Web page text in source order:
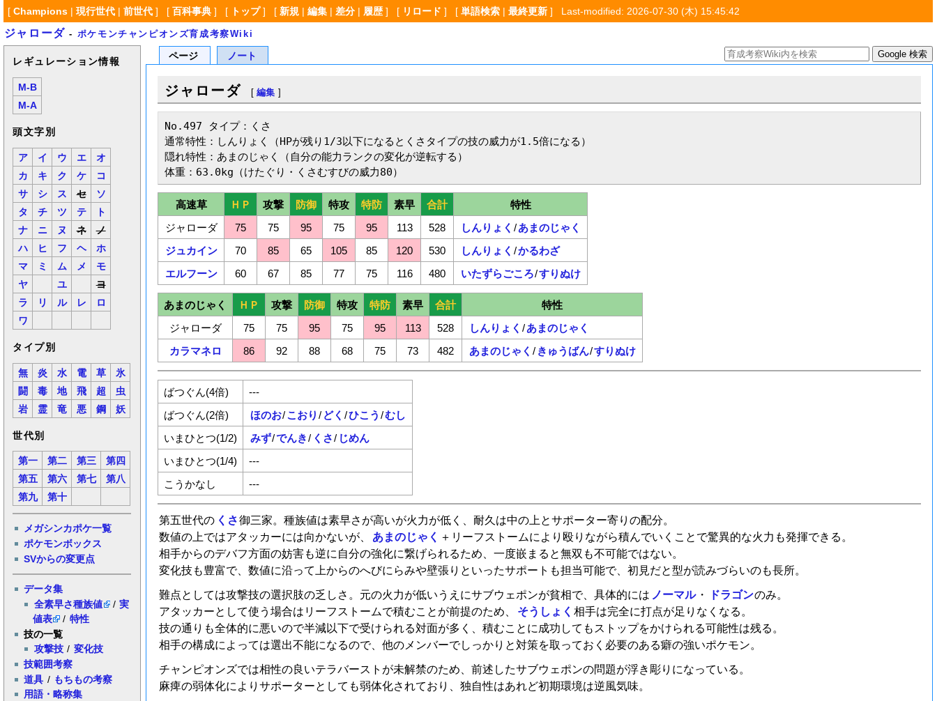
[ Champions| 現行世代| 前世代] [ 百科事典] [ トップ] [ 新規| 編集| 差分| 履歴] [ リロード ] [ 単語検索| 最終更新] Last-modified: 2026-07-30 (木) 15:45:42
ジャローダ - ポケモンチャンピオンズ育成考察Wiki
レギュレーション情報
M-B
M-A
頭文字別
ア イ ウ エ
オ
カ
キ ク ケ
コ
サ
シ ス セ
ソ
タ
チ ツ テ
ト
ナ
ニ ヌ ネ
ノ
ハ
ヒ フ ヘ
ホ
マ
ミ ム メ
モ
ヤ
ユ
ヨ
ラ
リ ル レ
ロ
ワ
タイプ別
無 炎 水 電 草
氷
闘
毒 地 飛 超
虫
岩
霊 竜 悪 鋼 妖
世代別
第一 第二 第三
第四
第五
第六 第七
第八
第九
第十
メガシンカポケ一覧
ポケモンボックス
SVからの変更点
データ集
全素早さ種族値
/ 実
値表
/ 特性
技の一覧
攻撃技 / 変化技
技範囲考察
道具 / もちもの考察
用語・略称集
ページ ノート
ジャローダ [ 編集 ]
No.497 タイプ：くさ
通常特性：しんりょく（HPが残り1/3以下になるとくさタイプの技の威力が1.5倍になる）
隠れ特性：あまのじゃく（自分の能力ランクの変化が逆転する）
体重：63.0kg（けたぐり・くさむすびの威力80）
高速草 ＨＰ 攻撃 防御 特攻 特防 素早 合計
特性
ジャローダ
75 75 95 75 95 113 528 しんりょく /あまのじゃく
ジュカイン
70 85 65 105 85 120 530 しんりょく /かるわざ
エルフーン
60 67 85 77 75 116 480 いたずらごころ/すりぬけ
あまのじゃく ＨＰ 攻撃 防御 特攻 特防 素早 合計
特性
ジャローダ
75 75 95 75 95 113 528 しんりょく /あまのじゃく
カラマネロ
86 92 88 68 75 73 482 あまのじゃく / きゅうばん/すりぬけ
ばつぐん(4倍)
---
ばつぐん(2倍)
ほのお/こおり / どく /ひこう /むし
いまひとつ(1/2)
みず/でんき/ くさ/ じめん
いまひとつ(1/4)
---
こうかなし
---
第五世代の くさ御三家。種族値は素早さが高いが火力が低く、耐久は中の上とサポーター寄りの配分。
数値の上ではアタッカーには向かないが、
あまのじゃく ＋リーフストームにより殴りながら積んでいくことで驚異的な火力も発揮できる。
相手からのデバフ方面の妨害も逆に自分の強化に繋げられるため、一度嵌まると無双も不可能ではない。
変化技も豊富で、数値に沿って上からのへびにらみや壁張りといったサポートも担当可能で、初見だと型が読みづらいのも長所。
難点としては攻撃技の選択肢の乏しさ。元の火力が低いうえにサブウェポンが貧相で、具体的には ノーマル ・ ドラゴンのみ。
アタッカーとして使う場合はリーフストームで積むことが前提のため、
そうしょく 相手は完全に打点が足りなくなる。
技の通りも全体的に悪いので半減以下で受けられる対面が多く、積むことに成功してもストップをかけられる可能性は残る。
相手の構成によっては選出不能になるので、他のメンバーでしっかりと対策を取っておく必要のある癖の強いポケモン。
チャンピオンズでは相性の良いテラバーストが未解禁のため、前述したサブウェポンの問題が浮き彫りになっている。
麻痺の弱体化によりサポーターとしても弱体化されており、独自性はあれど初期環境は逆風気味。